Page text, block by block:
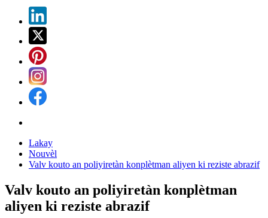
Lakay
Nouvèl
Valv kouto an poliyiretàn konplètman aliyen ki reziste abrazif
Valv kouto an poliyiretàn konplètman
aliyen ki reziste abrazif